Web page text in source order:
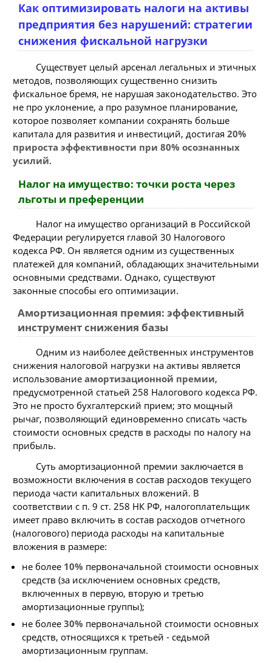
Как оптимизировать налоги на активы
предприятия без нарушений: стратегии
снижения фискальной нагрузки
Существует целый арсенал легальных и этичных
методов, позволяющих существенно снизить
фискальное бремя, не нарушая законодательство. Это
не про уклонение, а про разумное планирование,
которое позволяет компании сохранять больше
капитала для развития и инвестиций, достигая 20%
прироста эффективности при 80% осознанных
усилий.
Налог на имущество: точки роста через
льготы и преференции
Налог на имущество организаций в Российской
Федерации регулируется главой 30 Налогового
кодекса РФ. Он является одним из существенных
платежей для компаний, обладающих значительными
основными средствами. Однако, существуют
законные способы его оптимизации.
Амортизационная премия: эффективный
инструмент снижения базы
Одним из наиболее действенных инструментов
снижения налоговой нагрузки на активы является
использование амортизационной премии,
предусмотренной статьей 258 Налогового кодекса РФ.
Это не просто бухгалтерский прием; это мощный
рычаг, позволяющий единовременно списать часть
стоимости основных средств в расходы по налогу на
прибыль.
Суть амортизационной премии заключается в
возможности включения в состав расходов текущего
периода части капитальных вложений. В
соответствии с п. 9 ст. 258 НК РФ, налогоплательщик
имеет право включить в состав расходов отчетного
(налогового) периода расходы на капитальные
вложения в размере:
не более 10% первоначальной стоимости основных
средств (за исключением основных средств,
включенных в первую, вторую и третью
амортизационные группы);
не более 30% первоначальной стоимости основных
средств, относящихся к третьей - седьмой
амортизационным группам.